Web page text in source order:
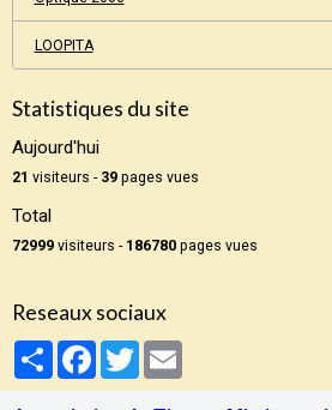
LOOPITA
Statistiques du site
Aujourd'hui
21 visiteurs - 39 pages vues
Total
72999 visiteurs - 186780 pages vues
Reseaux sociaux
PartagerFacebookTwitter